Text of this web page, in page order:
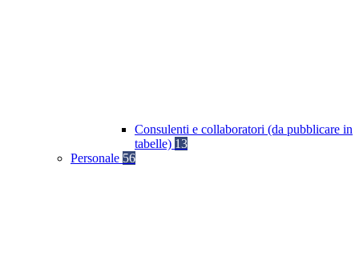
Consulenti e collaboratori (da pubblicare in
tabelle) 13
Personale 56